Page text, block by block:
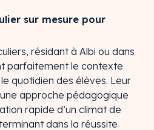
sur mesure pour
résidant à Albi ou dans
parfaitement le contexte
quotidien des élèves. Leur
approche pédagogique
rapide d’un climat de
dans la réussite